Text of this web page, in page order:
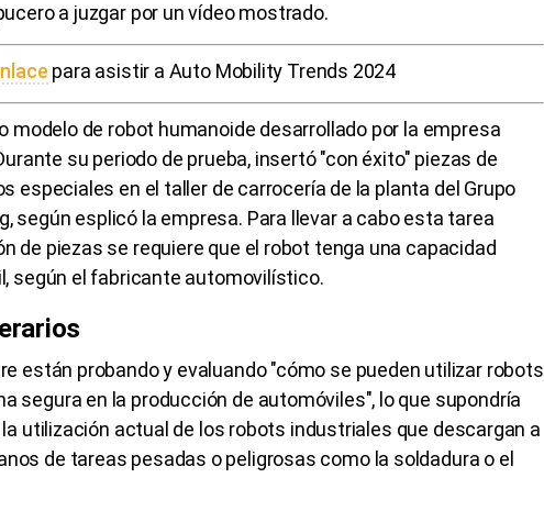
a juzgar por un vídeo mostrado.
para asistir a Auto Mobility Trends 2024
modelo de robot humanoide desarrollado por la empresa
su periodo de prueba, insertó "con éxito" piezas de
especiales en el taller de carrocería de la planta del Grupo
según esplicó la empresa. Para llevar a cabo esta tarea
de piezas se requiere que el robot tenga una capacidad
según el fabricante automovilístico.
están probando y evaluando "cómo se pueden utilizar robots
segura en la producción de automóviles", lo que supondría
utilización actual de los robots industriales que descargan a
de tareas pesadas o peligrosas como la soldadura o el